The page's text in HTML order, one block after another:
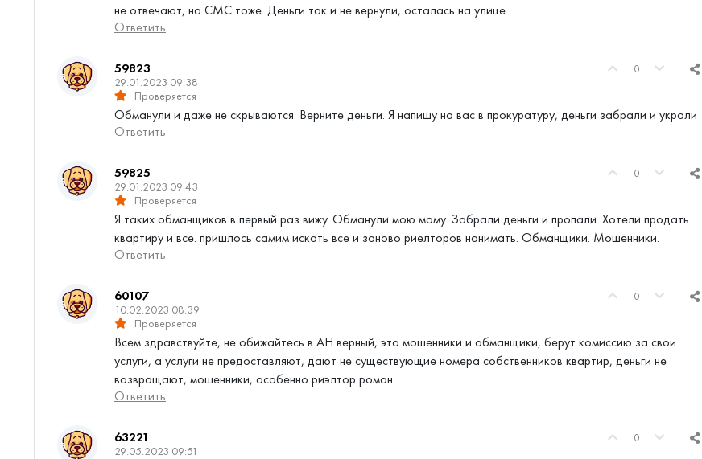
не отвечают, на СМС тоже. Деньги так и не вернули, осталась на улице
Ответить
0
59823
29.01.2023 09:38
Проверяется
Обманули и даже не скрываются. Верните деньги. Я напишу на вас в прокуратуру, деньги забрали и украли
Ответить
0
59825
29.01.2023 09:43
Проверяется
Я таких обманщиков в первый раз вижу. Обманули мою маму. Забрали деньги и пропали. Хотели продать
квартиру и все. пришлось самим искать все и заново риелторов нанимать. Обманщики. Мошенники.
Ответить
0
60107
10.02.2023 08:39
Проверяется
Всем здравствуйте, не обижайтесь в АН верный, это мошенники и обманщики, берут комиссию за свои
услуги, а услуги не предоставляют, дают не существующие номера собственников квартир, деньги не
возвращают, мошенники, особенно риэлтор роман.
Ответить
0
63221
29.05.2023 09:51